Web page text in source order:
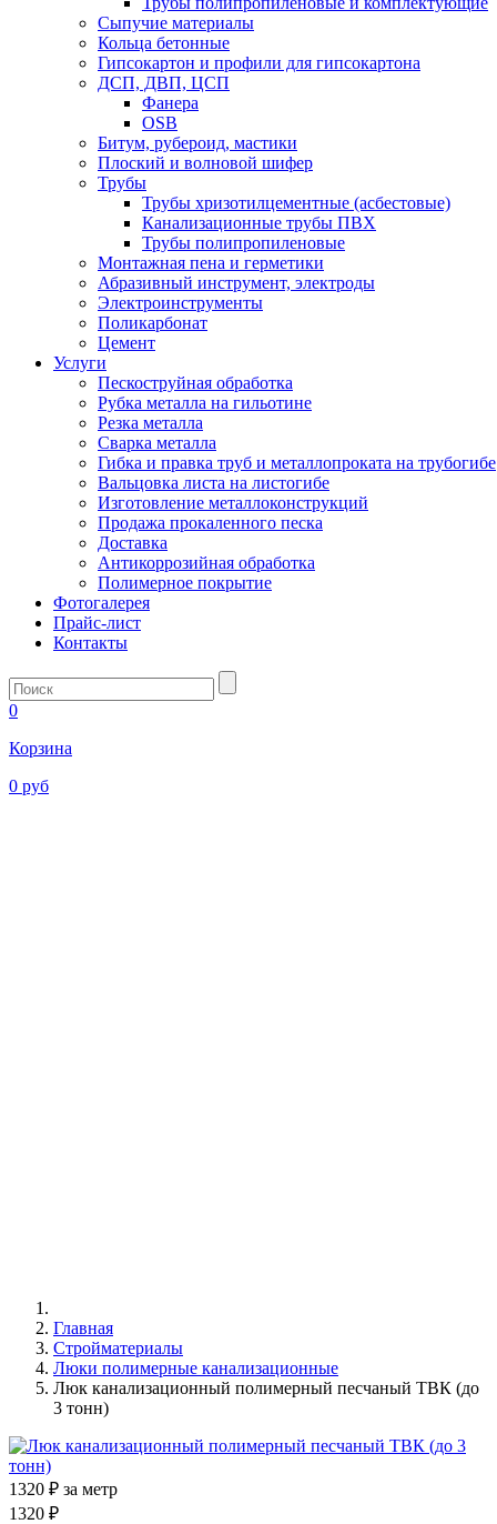
Сыпучие материалы
Кольца бетонные
Гипсокартон и профили для гипсокартона
ДСП, ДВП, ЦСП
Фанера
OSB
Битум, рубероид, мастики
Плоский и волновой шифер
Трубы
Трубы хризотилцементные (асбестовые)
Канализационные трубы ПВХ
Трубы полипропиленовые
Монтажная пена и герметики
Абразивный инструмент, электроды
Электроинструменты
Поликарбонат
Цемент
Услуги
Пескоструйная обработка
Рубка металла на гильотине
Резка металла
Сварка металла
Гибка и правка труб и металлопроката на трубогибе
Вальцовка листа на листогибе
Изготовление металлоконструкций
Продажа прокаленного песка
Доставка
Антикоррозийная обработка
Полимерное покрытие
Фотогалерея
Прайс-лист
Контакты
0
Корзина
0 руб
Главная
Стройматериалы
Люки полимерные канализационные
Люк канализационный полимерный песчаный ТВК (до
3 тонн)
1320 ₽ за метр
1320 ₽